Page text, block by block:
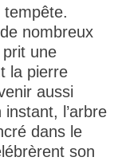
nombreux
une
la pierre
aussi
l’arbre
dans le
son